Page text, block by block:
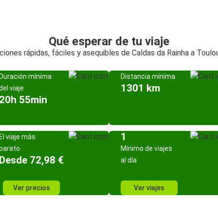
Qué esperar de tu viaje
rápidas, fáciles y asequibles de Caldas da Rainha a
mínima
viaje
55min
Distancia mínima
1301 km
viaje más
72,98 €
Ver precios
1
Mínimo de viajes
al día
Ver viajes